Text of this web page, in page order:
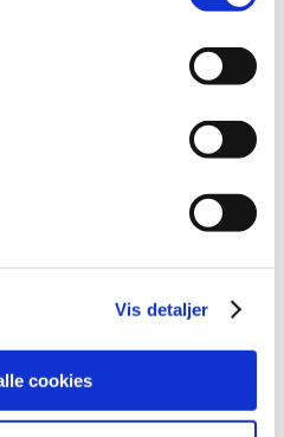
Vis detaljer
cookies